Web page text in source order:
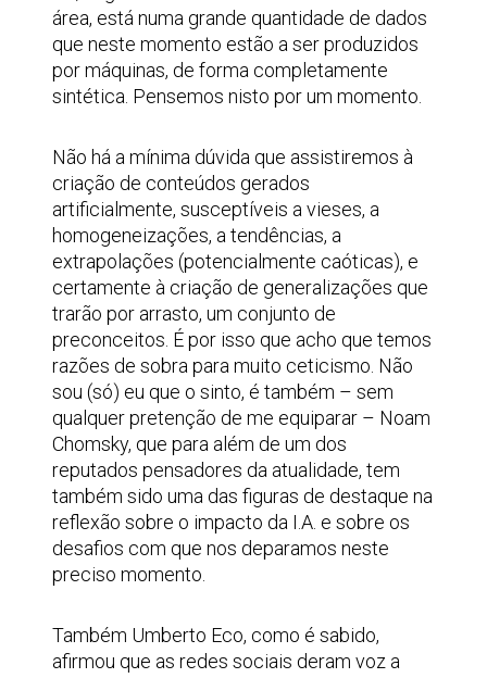
área, está numa grande quantidade de dados
que neste momento estão a ser produzidos
por máquinas, de forma completamente
sintética. Pensemos nisto por um momento.
Não há a mínima dúvida que assistiremos à
criação de conteúdos gerados
artificialmente, susceptíveis a vieses, a
homogeneizações, a tendências, a
extrapolações (potencialmente caóticas), e
certamente à criação de generalizações que
trarão por arrasto, um conjunto de
preconceitos. É por isso que acho que temos
razões de sobra para muito ceticismo. Não
sou (só) eu que o sinto, é também – sem
qualquer pretenção de me equiparar – Noam
Chomsky, que para além de um dos
reputados pensadores da atualidade, tem
também sido uma das figuras de destaque na
reflexão sobre o impacto da I.A. e sobre os
desafios com que nos deparamos neste
preciso momento.
Também Umberto Eco, como é sabido,
afirmou que as redes sociais deram voz a